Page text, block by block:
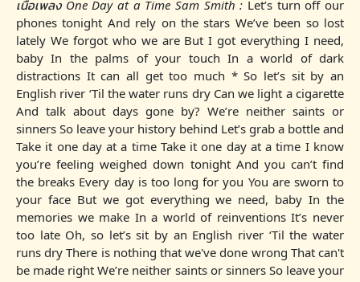
เนื้อเพลง One Day at a Time Sam Smith : Let’s turn off our
phones tonight And rely on the stars We’ve been so lost
lately We forgot who we are But I got everything I need,
baby In the palms of your touch In a world of dark
distractions It can all get too much * So let’s sit by an
English river ‘Til the water runs dry Can we light a cigarette
And talk about days gone by? We’re neither saints or
sinners So leave your history behind Let’s grab a bottle and
Take it one day at a time Take it one day at a time I know
you’re feeling weighed down tonight And you can’t find
the breaks Every day is too long for you You are sworn to
your face But we got everything we need, baby In the
memories we make In a world of reinventions It’s never
too late Oh, so let’s sit by an English river ‘Til the water
runs dry There is nothing that we've done wrong That can't
be made right We’re neither saints or sinners So leave your